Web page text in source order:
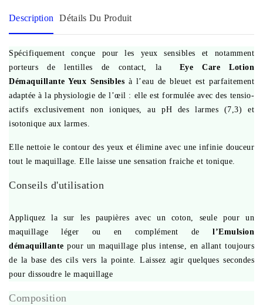
Description Détails Du Produit
Spécifiquement conçue pour les yeux sensibles et notamment
porteurs de lentilles de contact, la Eye Care Lotion
Démaquillante Yeux Sensibles à l’eau de bleuet est parfaitement
adaptée à la physiologie de l’œil : elle est formulée avec des tensio-
actifs exclusivement non ioniques, au pH des larmes (7,3) et
isotonique aux larmes.
Elle nettoie le contour des yeux et élimine avec une infinie douceur
tout le maquillage. Elle laisse une sensation fraiche et tonique.
Conseils d'utilisation
Appliquez la sur les paupières avec un coton, seule pour un
maquillage léger ou en complément de l’Emulsion
démaquillantepour un maquillage plus intense, en allant toujours
de la base des cils vers la pointe. Laissez agir quelques secondes
pour dissoudre le maquillage
Composition